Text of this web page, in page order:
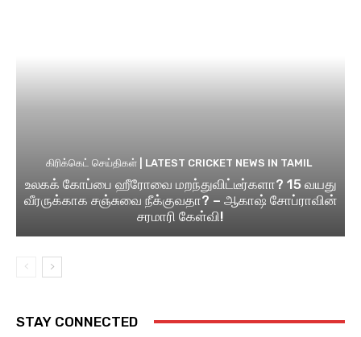
கிரிக்கெட் செய்திகள் | LATEST CRICKET NEWS IN TAMIL
உலகக் கோப்பை ஹீரோவை மறந்துவிட்டீர்களா? 15 வயது
வீரருக்காக சஞ்சுவை நீக்குவதா? – ஆகாஷ் சோப்ராவின்
சரமாரி கேள்வி!
STAY CONNECTED